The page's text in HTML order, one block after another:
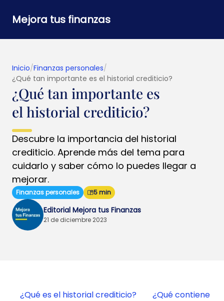
Mejora tus finanzas
Inicio/Finanzas personales/
¿Qué tan importante es el historial crediticio?
¿Qué tan importante es
el historial crediticio?
Descubre la importancia del historial
crediticio. Aprende más del tema para
cuidarlo y saber cómo lo puedes llegar a
mejorar.
Finanzas personales 5 min
Editorial Mejora tus Finanzas
21 de diciembre 2023
¿Qué es el historial crediticio? ¿Qué contiene el